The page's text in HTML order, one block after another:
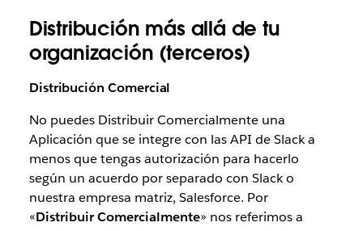
Distribución más allá de tu
organización (terceros)
Distribución Comercial
No puedes Distribuir Comercialmente una
Aplicación que se integre con las API de Slack a
menos que tengas autorización para hacerlo
según un acuerdo por separado con Slack o
nuestra empresa matriz, Salesforce. Por
«Distribuir Comercialmente» nos referimos a